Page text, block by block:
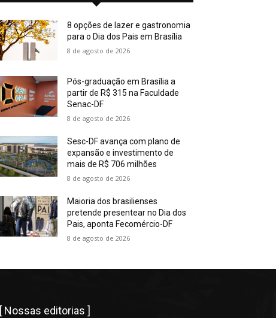
8 opções de lazer e gastronomia
para o Dia dos Pais em Brasília
8 de agosto de 2026
Pós-graduação em Brasília a
partir de R$ 315 na Faculdade
Senac-DF
8 de agosto de 2026
Sesc-DF avança com plano de
expansão e investimento de
mais de R$ 706 milhões
8 de agosto de 2026
Maioria dos brasilienses
pretende presentear no Dia dos
Pais, aponta Fecomércio-DF
8 de agosto de 2026
[ Nossas editorias ]